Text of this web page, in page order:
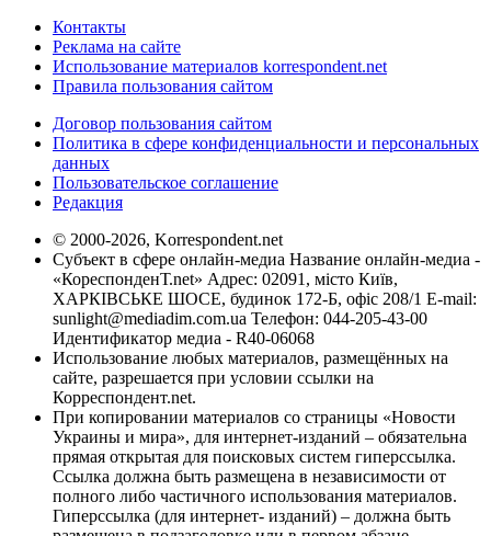
Контакты
Реклама на сайте
Использование материалов korrespondent.net
Правила пользования сайтом
Договор пользования сайтом
Политика в сфере конфиденциальности и персональных
данных
Пользовательское соглашение
Редакция
© 2000-2026, Korrespondent.net
Субъект в сфере онлайн-медиа Название онлайн-медиа -
«КореспонденТ.net» Адрес: 02091, місто Київ,
ХАРКІВСЬКЕ ШОСЕ, будинок 172-Б, офіс 208/1 E-mail:
sunlight@mediadim.com.ua Телефон: 044-205-43-00
Идентификатор медиа - R40-06068
Использование любых материалов, размещённых на
сайте, разрешается при условии ссылки на
Корреспондент.net.
При копировании материалов со страницы «Новости
Украины и мира», для интернет-изданий – обязательна
прямая открытая для поисковых систем гиперссылка.
Ссылка должна быть размещена в независимости от
полного либо частичного использования материалов.
Гиперссылка (для интернет- изданий) – должна быть